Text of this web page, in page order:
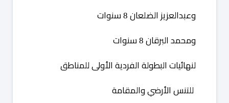
وعبدالعزيزالضلعان سنوات
ومحمدالبرقان سنوات
لنهائياتالبطولةالفرديةالأولىللمناطق
للتنسالأرضيوالمقامة